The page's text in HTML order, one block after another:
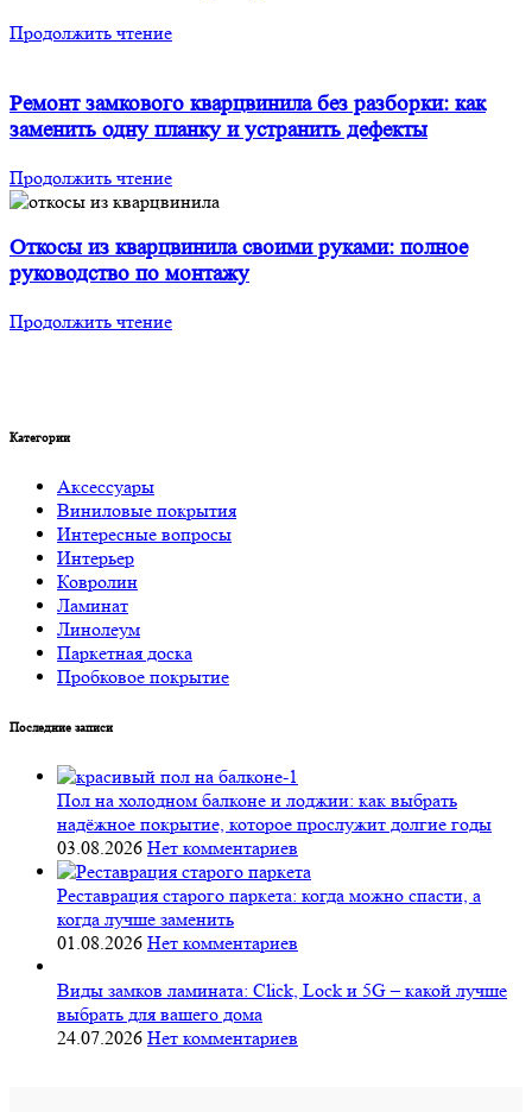
Продолжить чтение
Ремонт замкового кварцвинила без разборки: как
заменить одну планку и устранить дефекты
Продолжить чтение
Откосы из кварцвинила своими руками: полное
руководство по монтажу
Продолжить чтение
Категории
Аксессуары
Виниловые покрытия
Интересные вопросы
Интерьер
Ковролин
Ламинат
Линолеум
Паркетная доска
Пробковое покрытие
Последние записи
Пол на холодном балконе и лоджии: как выбрать
надёжное покрытие, которое прослужит долгие годы
03.08.2026 Нет комментариев
Реставрация старого паркета: когда можно спасти, а
когда лучше заменить
01.08.2026 Нет комментариев
Виды замков ламината: Click, Lock и 5G – какой лучше
выбрать для вашего дома
24.07.2026 Нет комментариев